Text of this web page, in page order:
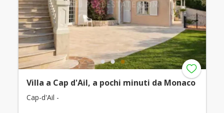
Villa a Cap d'Ail, a pochi minuti da Monaco
Cap-d'Ail -